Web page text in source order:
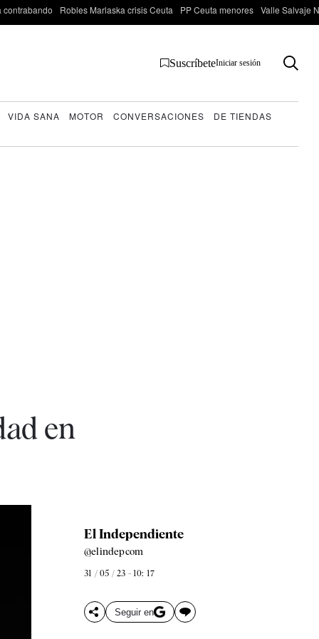
contrabando Robles Marlaska crisis Ceuta PP Ceuta menores Valle Salvaje
SuscríbeteIniciar sesión
VIDA SANA MOTOR CONVERSACIONES
DE TIENDAS
en
El Independiente
@elindepcom
31 / 05 / 23 - 10: 17
Seguir en